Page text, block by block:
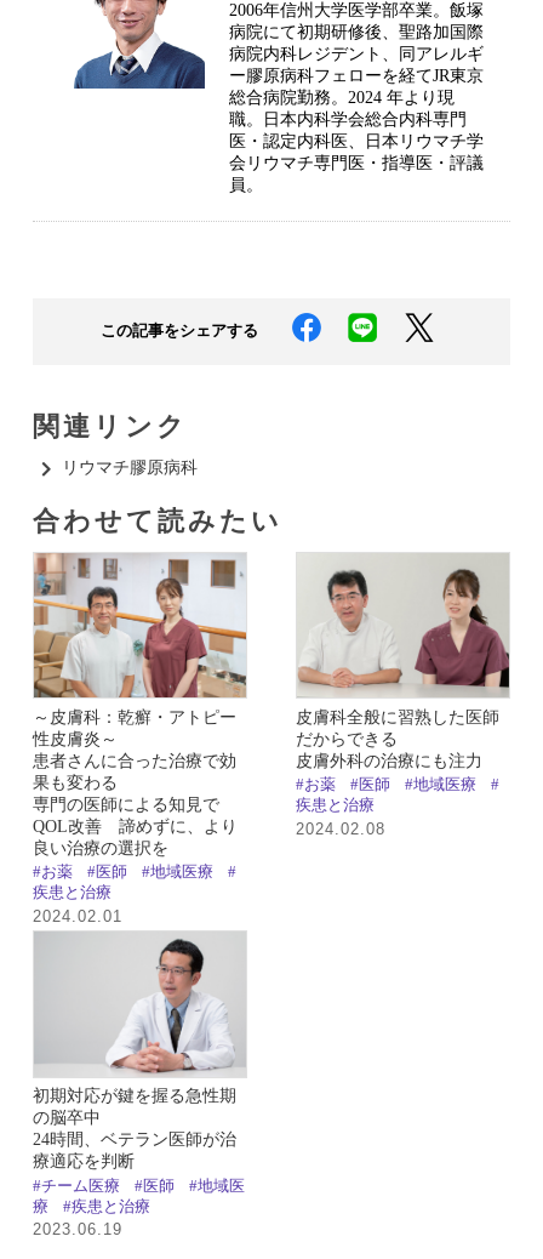
2006年信州大学医学部卒業。飯塚
病院にて初期研修後、聖路加国際
病院内科レジデント、同アレルギ
ー膠原病科フェローを経てJR東京
総合病院勤務。2024 年より現
職。日本内科学会総合内科専門
医・認定内科医、日本リウマチ学
会リウマチ専門医・指導医・評議
員。
この記事をシェアする
関連リンク
リウマチ膠原病科​
合わせて読みたい​
～皮膚科：乾癬・アトピー
性皮膚炎～
患者さんに合った治療で効
果も変わる
専門の医師による知見で
QOL改善 諦めずに、より
良い治療の選択を
#お薬 #医師 #地域医療
#
疾患と治療
2024.02.01
皮膚科全般に習熟した医師
だからできる
皮膚外科の治療にも注力
#お薬 #医師 #地域医療
#
疾患と治療
2024.02.08
初期対応が鍵を握る急性期
の脳卒中
24時間、ベテラン医師が治
療適応を判断
#チーム医療 #医師
#地域医
療
#疾患と治療
2023.06.19